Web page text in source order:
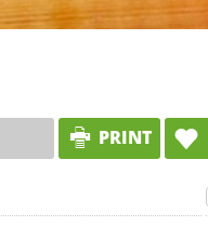
PRINT